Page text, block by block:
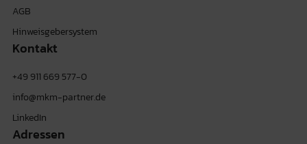
AGB
Hinweisgebersystem
Kontakt
+49 911 669 577-0
info@mkm-partner.de
LinkedIn
Adressen